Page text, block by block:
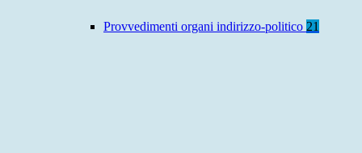
Provvedimenti organi indirizzo-politico 21